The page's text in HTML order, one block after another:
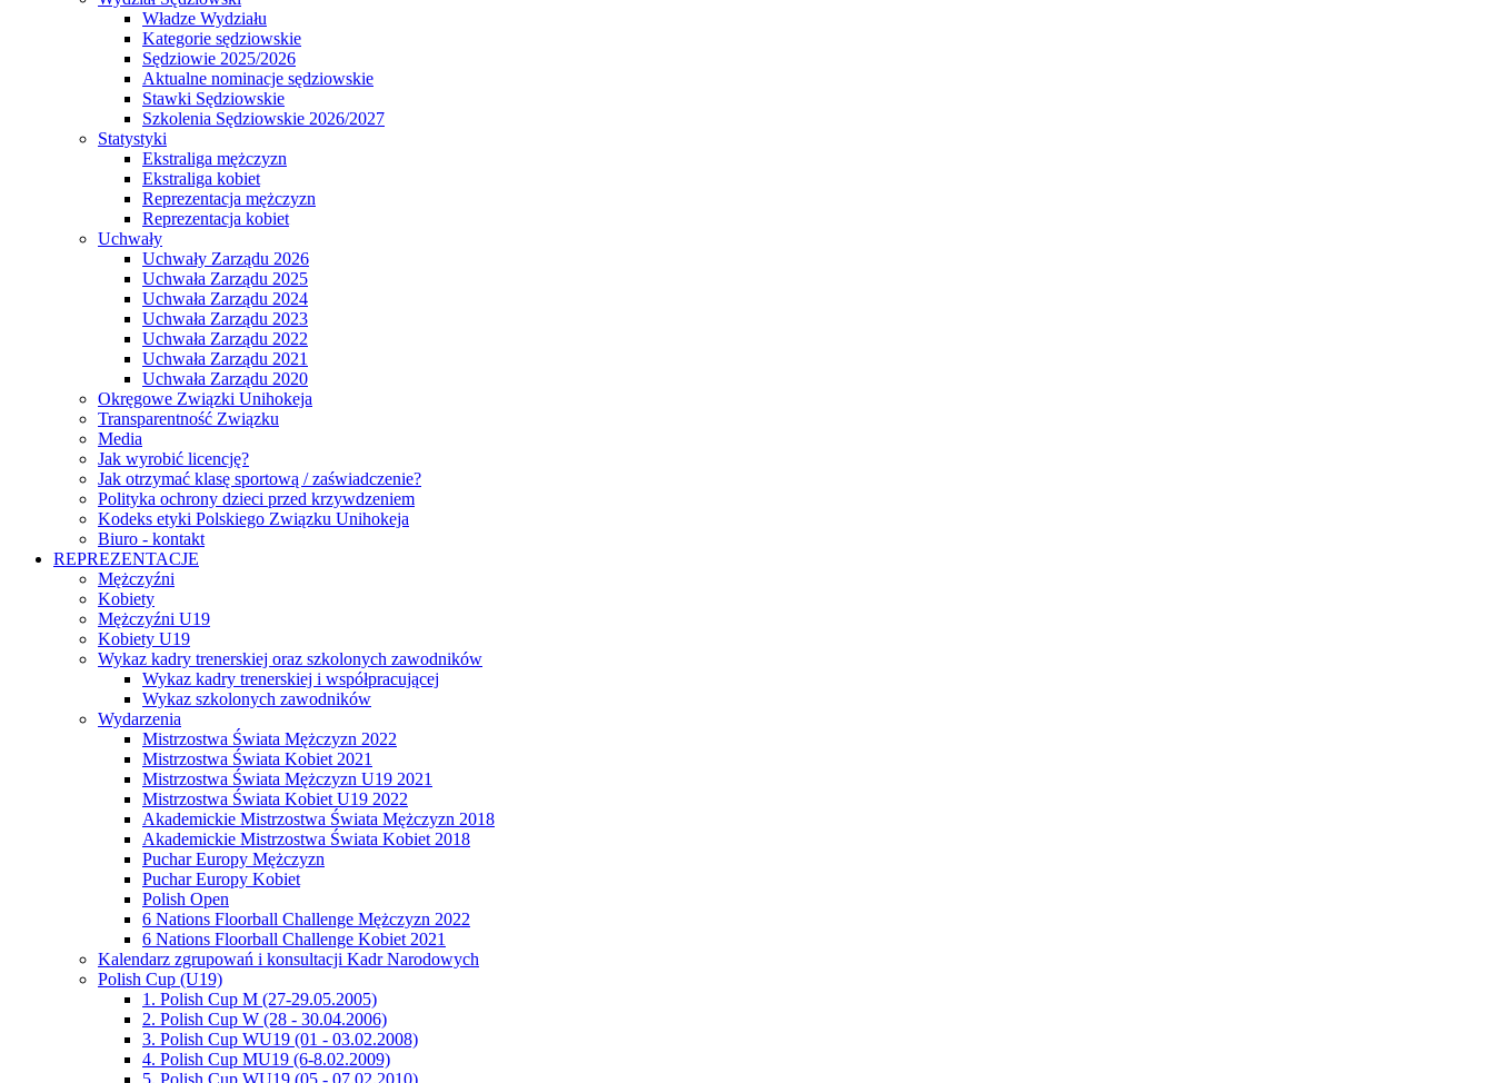
Władze Wydziału
Kategorie sędziowskie
Sędziowie 2025/2026
Aktualne nominacje sędziowskie
Stawki Sędziowskie
Szkolenia Sędziowskie 2026/2027
Statystyki
Ekstraliga mężczyzn
Ekstraliga kobiet
Reprezentacja mężczyzn
Reprezentacja kobiet
Uchwały
Uchwały Zarządu 2026
Uchwała Zarządu 2025
Uchwała Zarządu 2024
Uchwała Zarządu 2023
Uchwała Zarządu 2022
Uchwała Zarządu 2021
Uchwała Zarządu 2020
Okręgowe Związki Unihokeja
Transparentność Związku
Media
Jak wyrobić licencję?
Jak otrzymać klasę sportową / zaświadczenie?
Polityka ochrony dzieci przed krzywdzeniem
Kodeks etyki Polskiego Związku Unihokeja
Biuro - kontakt
REPREZENTACJE
Mężczyźni
Kobiety
Mężczyźni U19
Kobiety U19
Wykaz kadry trenerskiej oraz szkolonych zawodników
Wykaz kadry trenerskiej i współpracującej
Wykaz szkolonych zawodników
Wydarzenia
Mistrzostwa Świata Mężczyzn 2022
Mistrzostwa Świata Kobiet 2021
Mistrzostwa Świata Mężczyzn U19 2021
Mistrzostwa Świata Kobiet U19 2022
Akademickie Mistrzostwa Świata Mężczyzn 2018
Akademickie Mistrzostwa Świata Kobiet 2018
Puchar Europy Mężczyzn
Puchar Europy Kobiet
Polish Open
6 Nations Floorball Challenge Mężczyzn 2022
6 Nations Floorball Challenge Kobiet 2021
Kalendarz zgrupowań i konsultacji Kadr Narodowych
Polish Cup (U19)
1. Polish Cup M (27-29.05.2005)
2. Polish Cup W (28 - 30.04.2006)
3. Polish Cup WU19 (01 - 03.02.2008)
4. Polish Cup MU19 (6-8.02.2009)
5. Polish Cup WU19 (05 - 07.02.2010)